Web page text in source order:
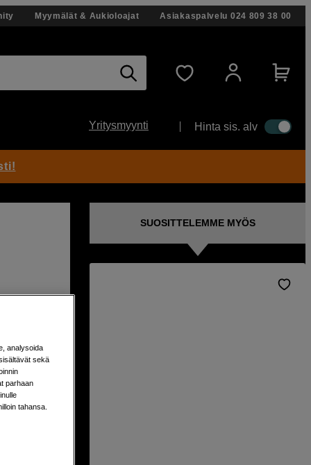
Myymälät & Aukioloajat Asiakaspalvelu 024 809 38 00
Yritysmyynti Hinta sis. alv
SUOSITTELEMME MYÖS
analysoida
sekä
parhaan
tahansa.